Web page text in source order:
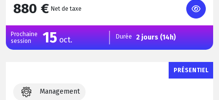
Prochaine
session
15 oct. Durée 2 jours (14h)
880 € Net de taxe
PRÉSENTIEL
Management